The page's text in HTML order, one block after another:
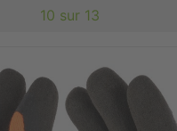
10 sur 13